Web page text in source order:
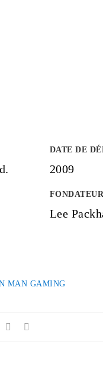
DATE DE
2009
FONDATEUR
Lee
MAN GAMING